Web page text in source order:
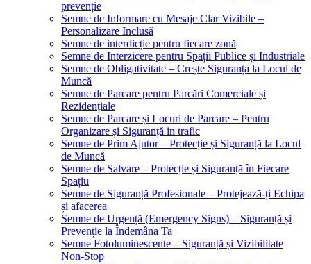
prevenție
Semne de Informare cu Mesaje Clar Vizibile –
Personalizare Inclusă
Semne de interdicție pentru fiecare zonă
Semne de Interzicere pentru Spații Publice și Industriale
Semne de Obligativitate – Crește Siguranța la Locul de
Muncă
Semne de Parcare pentru Parcări Comerciale și
Rezidențiale
Semne de Parcare și Locuri de Parcare – Pentru
Organizare și Siguranță in trafic
Semne de Prim Ajutor – Protecție și Siguranță la Locul
de Muncă
Semne de Salvare – Protecție și Siguranță în Fiecare
Spațiu
Semne de Siguranță Profesionale – Protejează-ți Echipa
și afacerea
Semne de Urgență (Emergency Signs) – Siguranță și
Prevenție la Îndemâna Ta
Semne Fotoluminescente – Siguranță și Vizibilitate
Non-Stop